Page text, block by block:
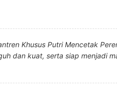
Khusus Putri Mencetak
dan kuat, serta siap menjadi